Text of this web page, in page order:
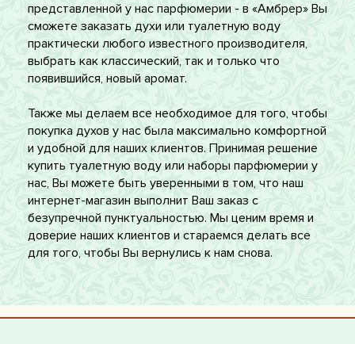
представленной у нас парфюмерии - в «Амбрер» Вы
сможете заказать духи или туалетную воду
практически любого известного производителя,
выбрать как классический, так и только что
появившийся, новый аромат.
Также мы делаем все необходимое для того, чтобы
покупка духов у нас была максимально комфортной
и удобной для наших клиентов. Принимая решение
купить туалетную воду или наборы парфюмерии у
нас, Вы можете быть уверенными в том, что наш
интернет-магазин выполнит Ваш заказ с
безупречной пунктуальностью. Мы ценим время и
доверие наших клиентов и стараемся делать все
для того, чтобы Вы вернулись к нам снова.